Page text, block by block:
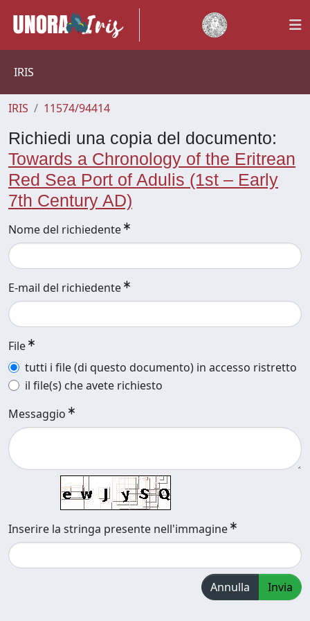
IRIS
IRIS 11574/94414
Richiedi una copia del documento:
Towards a Chronology of the Eritrean
Red Sea Port of Adulis (1st – Early
7th Century AD)
Nome del richiedente
E-mail del richiedente
File
tutti i file (di questo documento) in accesso ristretto
il file(s) che avete richiesto
Messaggio
Inserire la stringa presente nell'immagine
Annulla Invia